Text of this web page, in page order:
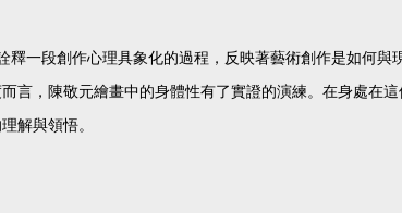
釋一段創作心理具象化的過程，反映著藝術創作是如何
言，陳敬元繪畫中的身體性有了實證的演練。在身處在
解與領悟。